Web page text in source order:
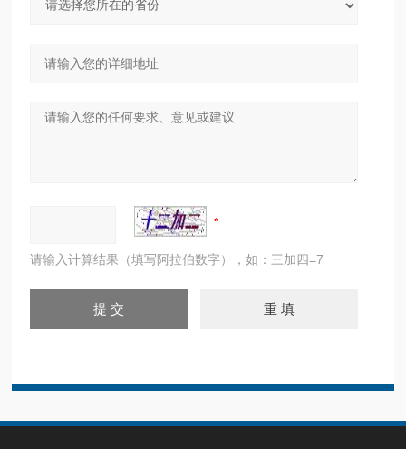
请输入计算结果（填写阿拉伯数字），如：三加四=7